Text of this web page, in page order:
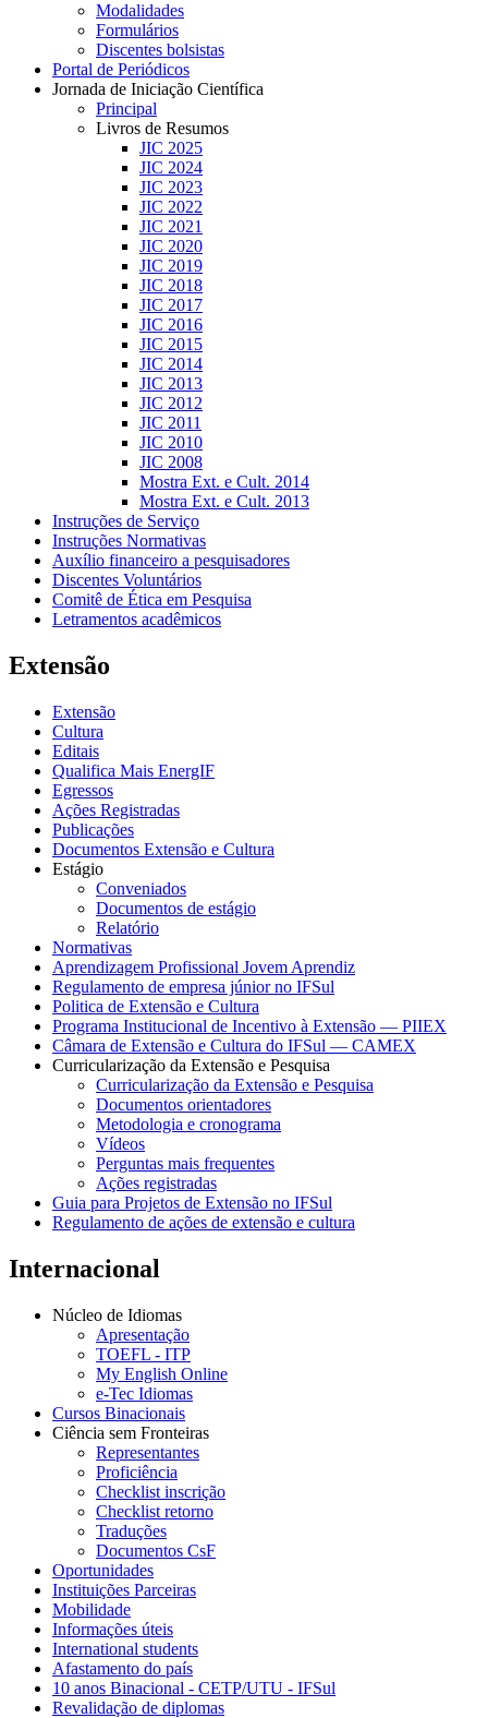
Modalidades
Formulários
Discentes bolsistas
Portal de Periódicos
Jornada de Iniciação Científica
Principal
Livros de Resumos
JIC 2025
JIC 2024
JIC 2023
JIC 2022
JIC 2021
JIC 2020
JIC 2019
JIC 2018
JIC 2017
JIC 2016
JIC 2015
JIC 2014
JIC 2013
JIC 2012
JIC 2011
JIC 2010
JIC 2008
Mostra Ext. e Cult. 2014
Mostra Ext. e Cult. 2013
Instruções de Serviço
Instruções Normativas
Auxílio financeiro a pesquisadores
Discentes Voluntários
Comitê de Ética em Pesquisa
Letramentos acadêmicos
Extensão
Extensão
Cultura
Editais
Qualifica Mais EnergIF
Egressos
Ações Registradas
Publicações
Documentos Extensão e Cultura
Estágio
Conveniados
Documentos de estágio
Relatório
Normativas
Aprendizagem Profissional Jovem Aprendiz
Regulamento de empresa júnior no IFSul
Politica de Extensão e Cultura
Programa Institucional de Incentivo à Extensão — PIIEX
Câmara de Extensão e Cultura do IFSul — CAMEX
Curricularização da Extensão e Pesquisa
Curricularização da Extensão e Pesquisa
Documentos orientadores
Metodologia e cronograma
Vídeos
Perguntas mais frequentes
Ações registradas
Guia para Projetos de Extensão no IFSul
Regulamento de ações de extensão e cultura
Internacional
Núcleo de Idiomas
Apresentação
TOEFL - ITP
My English Online
e-Tec Idiomas
Cursos Binacionais
Ciência sem Fronteiras
Representantes
Proficiência
Checklist inscrição
Checklist retorno
Traduções
Documentos CsF
Oportunidades
Instituições Parceiras
Mobilidade
Informações úteis
International students
Afastamento do país
10 anos Binacional - CETP/UTU - IFSul
Revalidação de diplomas